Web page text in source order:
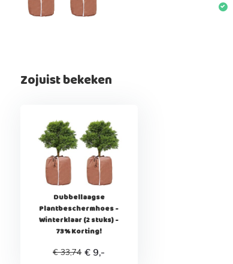
Zojuist bekeken
Dubbellaagse
Plantbeschermhoes -
Winterklaar (2 stuks) -
73% Korting!
€ 33,74 € 9,-